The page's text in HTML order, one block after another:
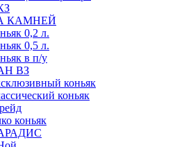
КАМНЕЙ
0,2 л.
0,5 л.
в п/у
ВЗ
коньяк
коньяк
коньяк